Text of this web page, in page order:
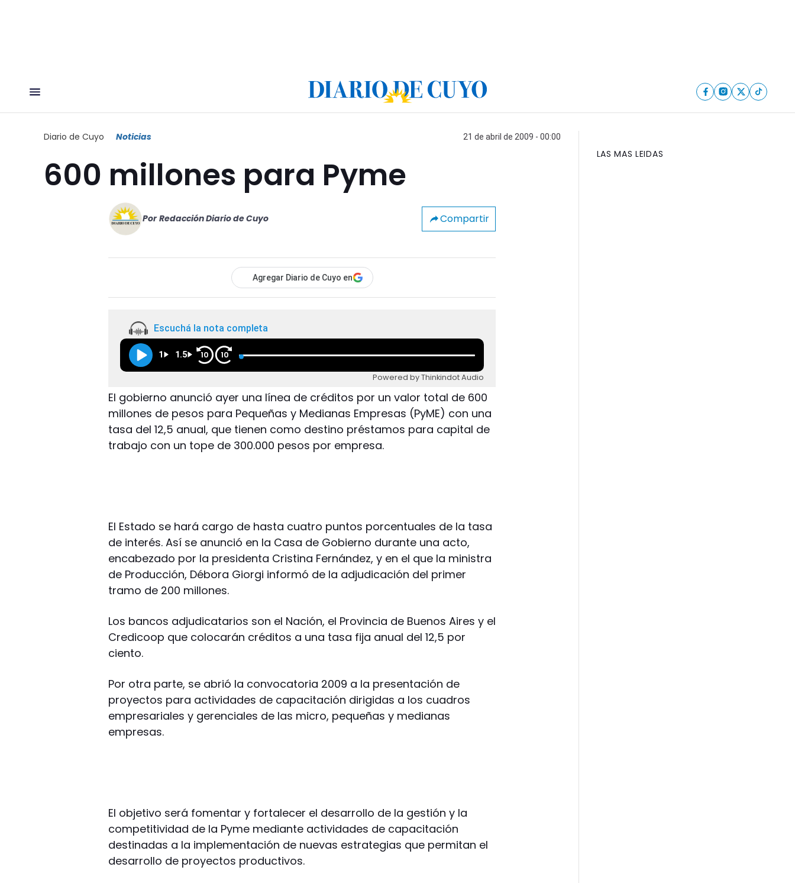
Diario de Cuyo Noticias 21 de abril de 2009 - 00:00
600 millones para Pyme
Por Redacción Diario de Cuyo Compartir
Agregar Diario de Cuyo en
Escuchá la nota completa
1 1.5 10 10
Powered by Thinkindot Audio
El gobierno anunció ayer una línea de créditos por un valor total de 600
millones de pesos para Pequeñas y Medianas Empresas (PyME) con una
tasa del 12,5 anual, que tienen como destino préstamos para capital de
trabajo con un tope de 300.000 pesos por empresa.
El Estado se hará cargo de hasta cuatro puntos porcentuales de la tasa
de interés. Así se anunció en la Casa de Gobierno durante una acto,
encabezado por la presidenta Cristina Fernández, y en el que la ministra
de Producción, Débora Giorgi informó de la adjudicación del primer
tramo de 200 millones.
Los bancos adjudicatarios son el Nación, el Provincia de Buenos Aires y el
Credicoop que colocarán créditos a una tasa fija anual del 12,5 por
ciento.
Por otra parte, se abrió la convocatoria 2009 a la presentación de
proyectos para actividades de capacitación dirigidas a los cuadros
empresariales y gerenciales de las micro, pequeñas y medianas
empresas.
El objetivo será fomentar y fortalecer el desarrollo de la gestión y la
competitividad de la Pyme mediante actividades de capacitación
destinadas a la implementación de nuevas estrategias que permitan el
desarrollo de proyectos productivos.
LAS MAS LEIDAS